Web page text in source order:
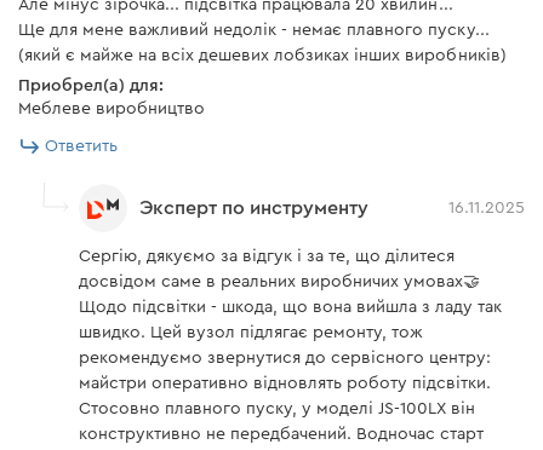
хорошая балансировка и низкий уровень
вибрации за счет развесовки инструмента и
точности подгонки деталей цельнолитого
балансира.
Надежность
шестерни редуктора на игольчатом подшипнике;
ротор бронирован бандажом из ниток, что
защищает от воздействия абразивных частиц;
между корпусными деталями редуктора
находится уплотнительная прокладка для
Адаптер для подключения
пылесоса
есть
Винты крепления
Параллельный упор есть
Инструкция пользователя
Скачать инструкцию к "Лобзик электрический Dnipro-M
Але мінус зірочка... підсвітка працювала 20 хвилин...
Ще для мене важливий недолік - немає плавного пуску...
(який є майже на всіх дешевих лобзиках інших виробників)
Приобрел(а) для:
Меблеве виробництво
Ответить
Эксперт по инструменту 16.11.2025
Сергію, дякуємо за відгук і за те, що ділитеся
досвідом саме в реальних виробничих умовах🤝
Щодо підсвітки - шкода, що вона вийшла з ладу так
швидко. Цей вузол підлягає ремонту, тож
рекомендуємо звернутися до сервісного центру:
майстри оперативно відновлять роботу підсвітки.
Стосовно плавного пуску, у моделі JS-100LX він
конструктивно не передбачений. Водночас старт